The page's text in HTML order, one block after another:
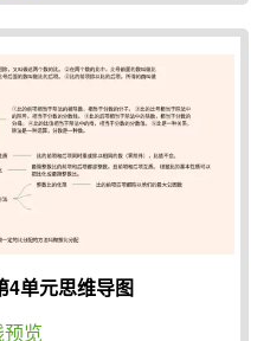
4单元思维导图
览